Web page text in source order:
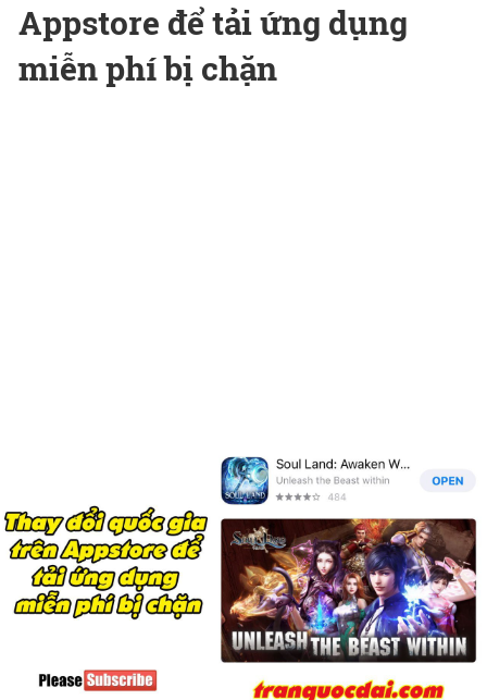
Appstore để tải ứng dụng
miễn phí bị chặn